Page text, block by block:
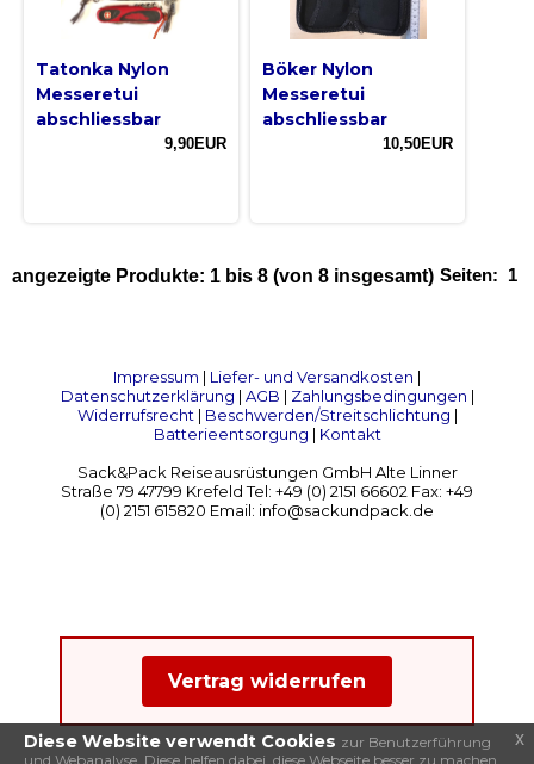
Tatonka Nylon
Messeretui
abschliessbar
9,90EUR
Böker Nylon
Messeretui
abschliessbar
10,50EUR
Seiten: 1
angezeigte Produkte: 1 bis 8 (von 8 insgesamt)
Impressum | Liefer- und Versandkosten |
Datenschutzerklärung | AGB | Zahlungsbedingungen |
Widerrufsrecht| Beschwerden/Streitschlichtung |
Batterieentsorgung | Kontakt
Sack&Pack Reiseausrüstungen GmbH Alte Linner
Straße 79 47799 Krefeld Tel: +49 (0) 2151 66602 Fax: +49
(0) 2151 615820 Email: info@sackundpack.de
Vertrag widerrufen
Diese Website verwendt Cookies zur Benutzerführung
und Webanalyse. Diese helfen dabei, diese Webseite besser zu machen.
x